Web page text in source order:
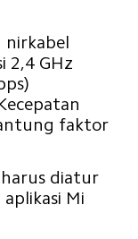
nirkabel
2,4 GHz
faktor
harus diatur
Mi